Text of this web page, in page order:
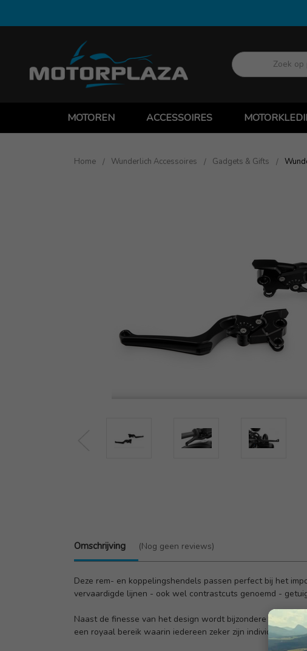
MOTOREN ACCESSOIRES
Home Wunderlich Accessoires Gadgets & Gifts
Omschrijving (Nog geen reviews)
Deze rem- en koppelingshendels passen perfect bij het
vervaardigde lijnen - ook wel contrastcuts genoemd -
Naast de finesse van het design wordt bijzondere waarde
een royaal bereik waarin iedereen zeker zijn individueel